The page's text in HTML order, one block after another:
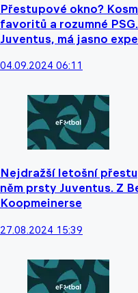
Přestupové okno?
favoritů a rozumné
Juventus, má jasno
04.09.2024 06:11
Nejdražší letošní
něm prsty Juventus. Z
Koopmeinerse
27.08.2024 15:39